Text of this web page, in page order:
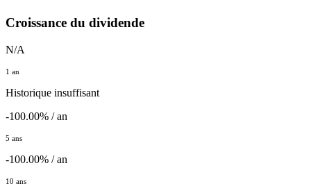
Croissance du dividende
N/A
1 an
Historique insuffisant
-100.00% / an
5 ans
-100.00% / an
10 ans